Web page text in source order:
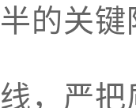
半的关
线，严